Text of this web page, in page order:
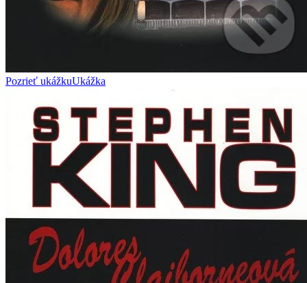
Pozrieť ukážkuUkážka